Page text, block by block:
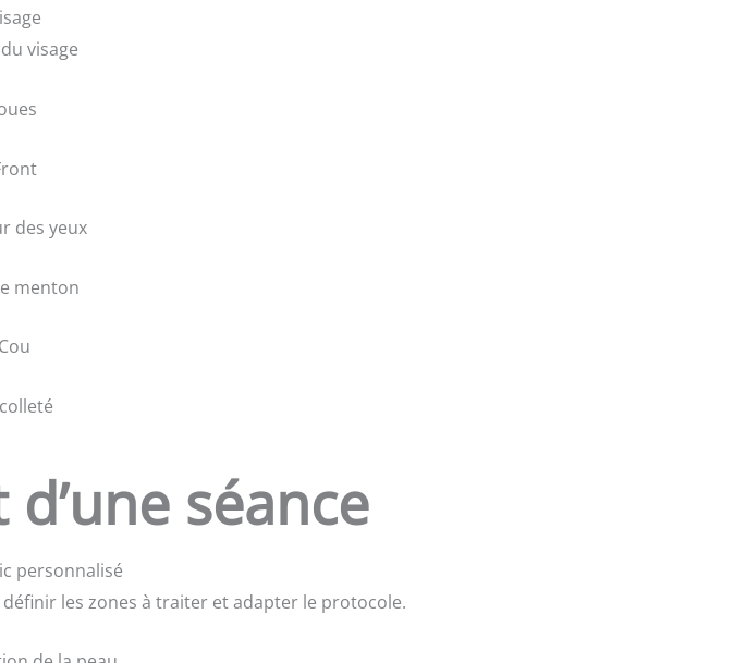
visage
des yeux
menton
Cou
séance
personnalisé
les zones à traiter et adapter le protocole.